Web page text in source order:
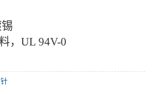
，UL 94V-0